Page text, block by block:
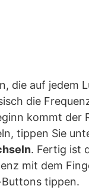
die auf jedem
die
kommt der
tippen Sie
. Fertig ist
mit dem
tippen.